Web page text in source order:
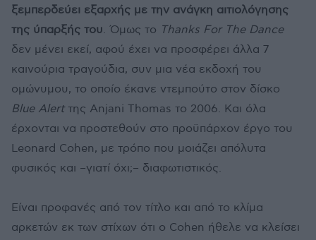
ξεμπερδεύει εξαρχής με την ανάγκη αιτιολόγησης
της ύπαρξής του. Όμως το Thanks For The Dance
δεν μένει εκεί, αφού έχει να προσφέρει άλλα 7
καινούρια τραγούδια, συν μια νέα εκδοχή του
ομώνυμου, το οποίο έκανε ντεμπούτο στον δίσκο
Blue Alertτης Anjani Thomas το 2006. Και όλα
έρχονται να προστεθούν στο προϋπάρχον έργο του
Leonard Cohen, με τρόπο που μοιάζει απόλυτα
φυσικός και –γιατί όχι;– διαφωτιστικός.
Είναι προφανές από τον τίτλο και από το κλίμα
αρκετών εκ των στίχων ότι ο Cohen ήθελε να κλείσει